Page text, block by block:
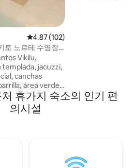
평점 4.87점(5점 만점), 후기 102
4.87 (102)
토 노르테 수영장
Vikilu,
jacuzzi,
canchas
área verde
a 25 min de
Portal Shopping y
del coral; ven
vista de la
휴가지 숙소의 인기 편
의시설